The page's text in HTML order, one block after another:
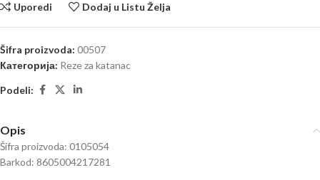
Uporedi Dodaj u Listu Želja
Šifra proizvoda: 00507
Категорија: Reze za katanac
Podeli:
Opis
Šifra proizvoda: 0105054
Barkod: 8605004217281